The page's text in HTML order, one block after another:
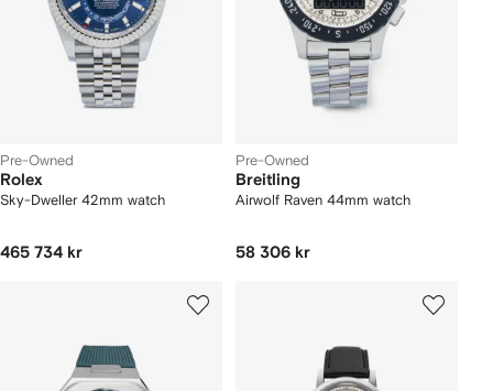
Pre-Owned
Rolex
Sky-Dweller 42mm watch
465 734 kr
Pre-Owned
Breitling
Airwolf Raven 44mm watch
58 306 kr